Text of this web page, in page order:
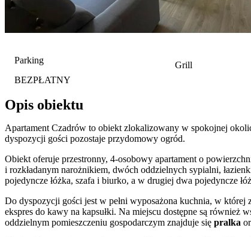
Parking
BEZPŁATNY
Grill
Opis obiektu
Apartament Czadrów to obiekt zlokalizowany w spokojnej
dyspozycji gości pozostaje przydomowy ogród.
Obiekt oferuje przestronny, 4-osobowy apartament o
i rozkładanym narożnikiem, dwóch oddzielnych sypialni,
pojedyncze łóżka, szafa i biurko, a w drugiej dwa pojedyncze
Do dyspozycji gości jest w pełni wyposażona kuchnia, w
ekspres do kawy na kapsułki. Na miejscu dostępne są również
oddzielnym pomieszczeniu gospodarczym znajduje się pralka